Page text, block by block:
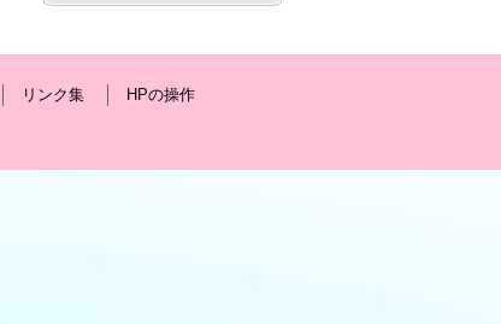
リンク集
HPの操作